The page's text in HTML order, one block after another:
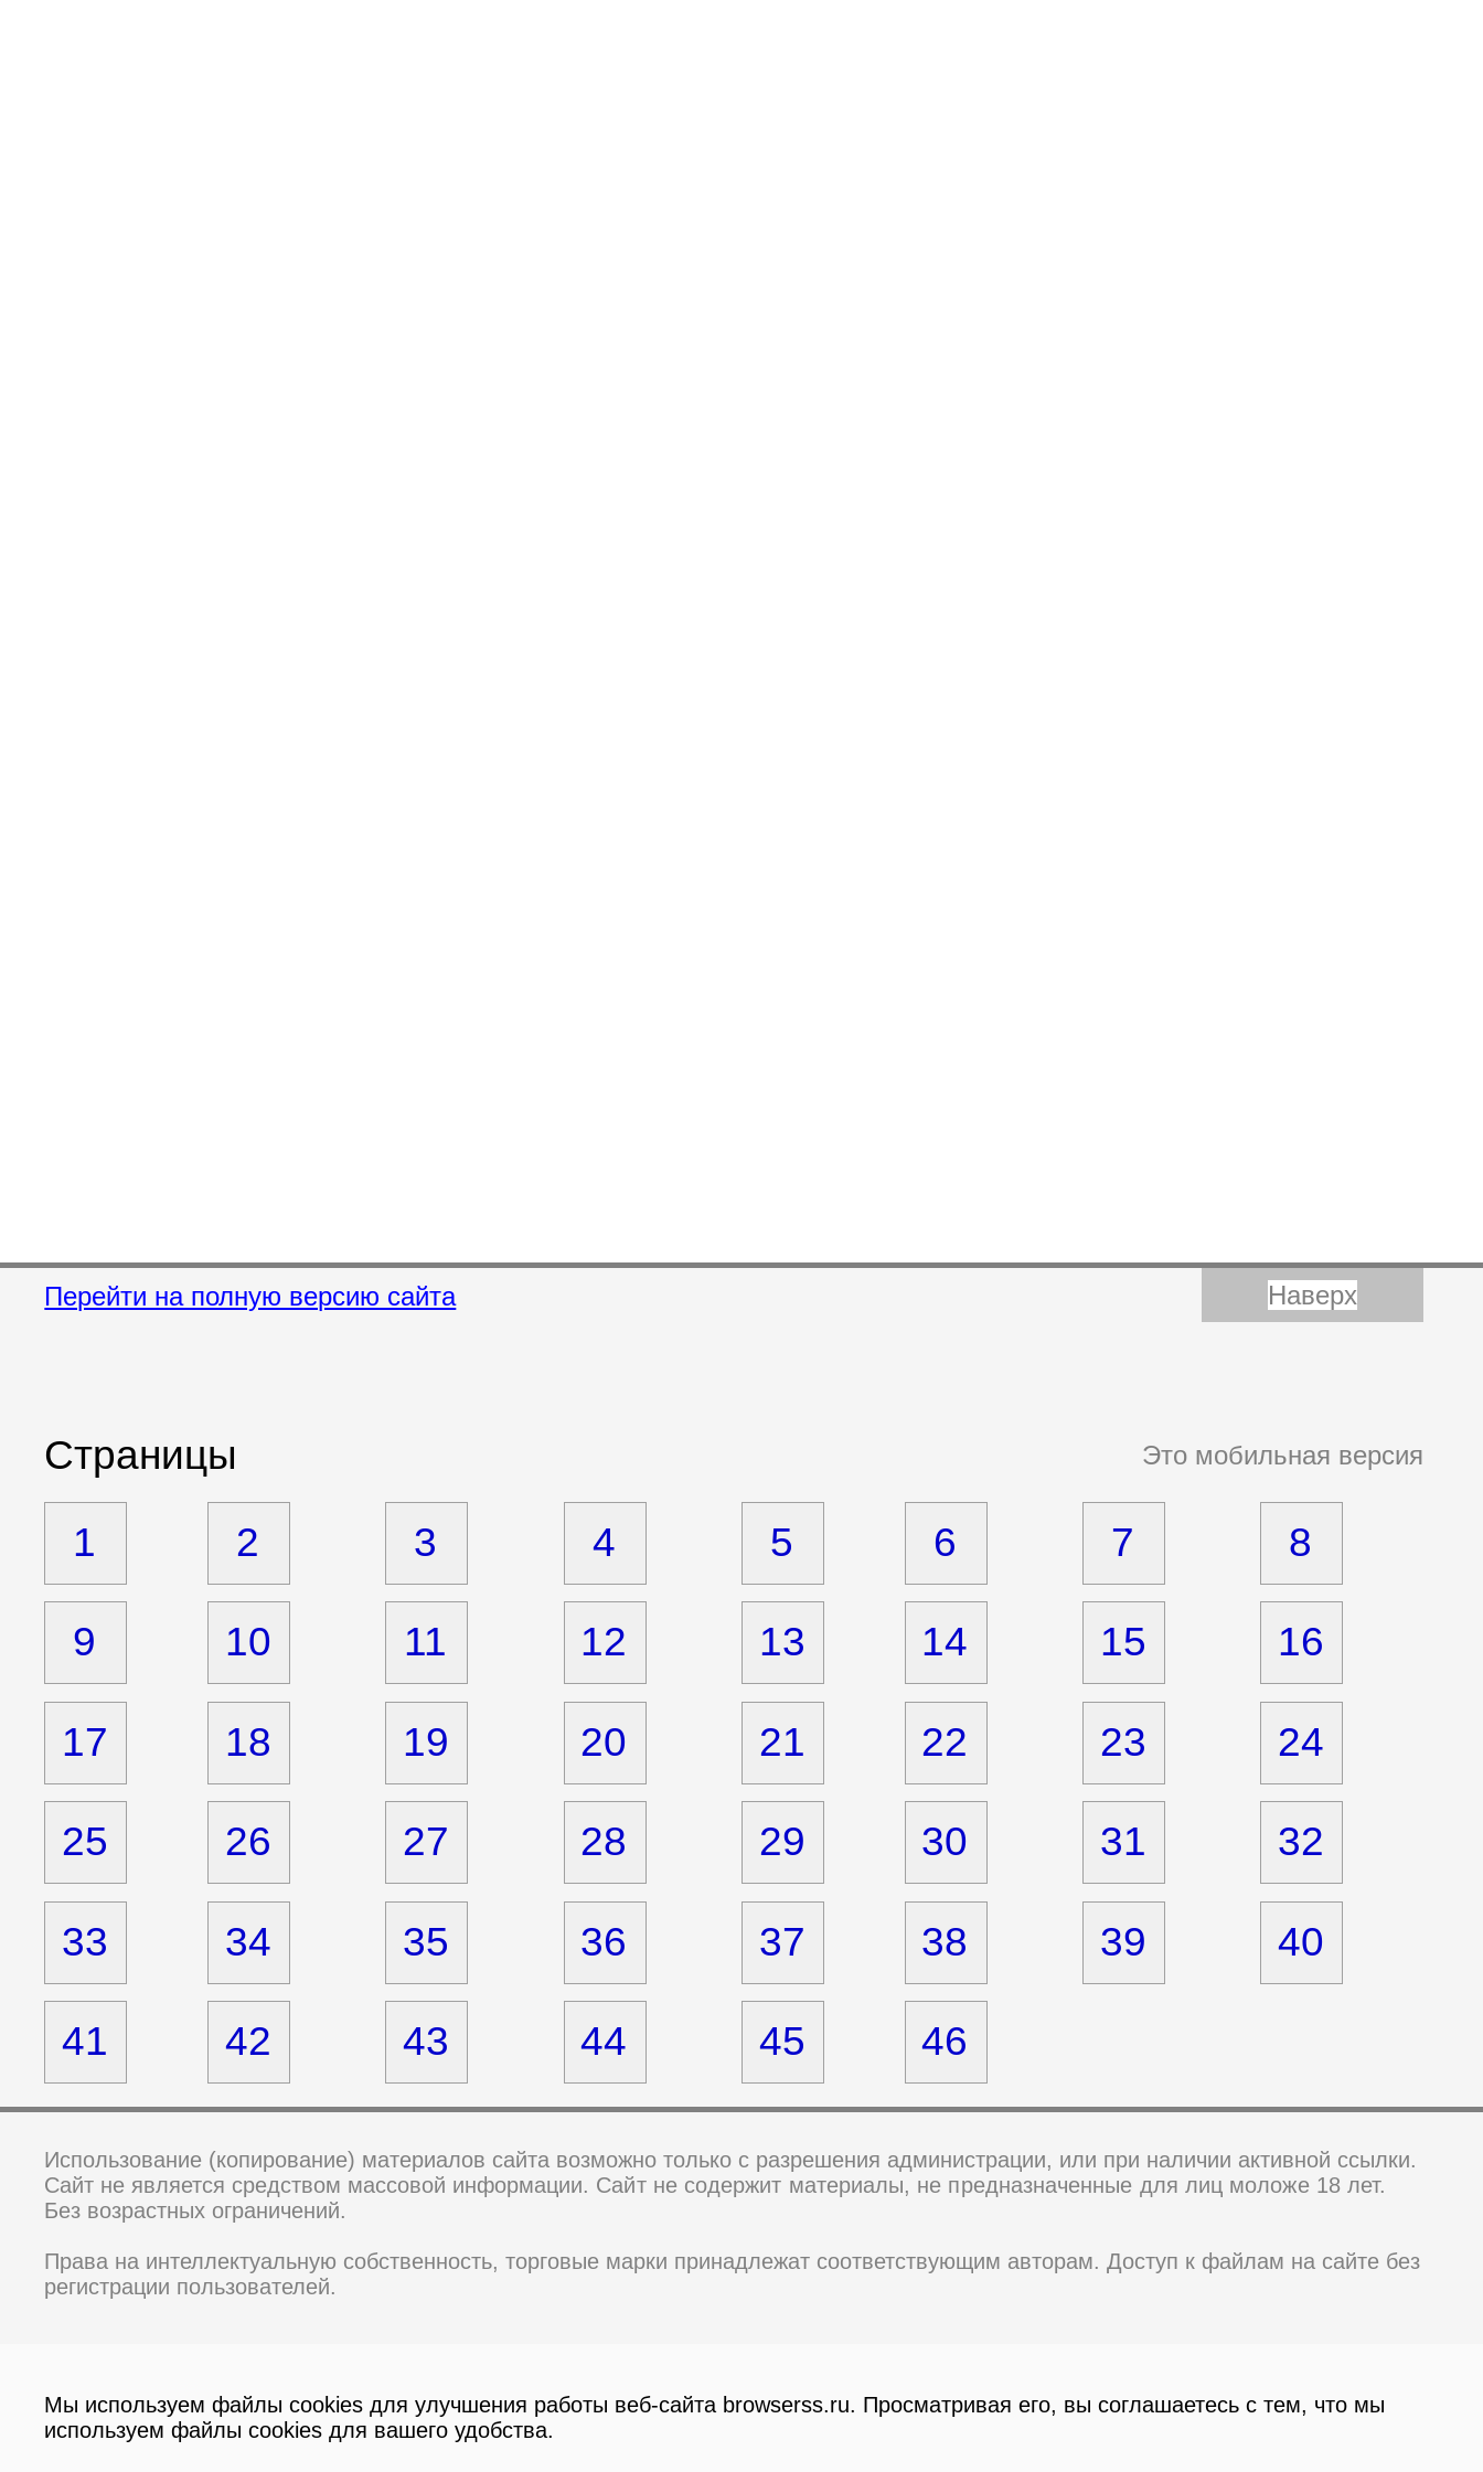
Наверх
Страницы Это мобильная версия
Перейти на полную версию сайта
Использование (копирование) материалов сайта возможно только с разрешения администрации, или при наличии активной ссылки.
Сайт не является средством массовой информации. Сайт не содержит материалы, не предназначенные для лиц моложе 18 лет.
Без возрастных ограничений.
Права на интеллектуальную собственность, торговые марки принадлежат соответствующим авторам. Доступ к файлам на сайте без
регистрации пользователей.
0+
Мы используем файлы cookies для улучшения работы веб-сайта browserss.ru. Просматривая его, вы соглашаетесь с тем, что мы
используем файлы cookies для вашего удобства.
23 24
1 2 3 4 5 6 7 8
9 10 11 12 13 14 15 16
17 18 19 20 21 22
25 26 27 29
28 30 31 32
33 34 35 36 37 38 39 40
41 42 43 44 45 46